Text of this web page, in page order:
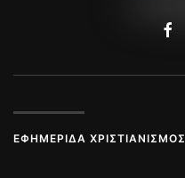
ΕΦΗΜΕΡΊΔΑ ΧΡΙΣΤΙΑΝΙΣΜΌΣ